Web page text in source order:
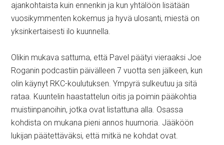
ajankohtaista kuin ennenkin ja kun yhtälöön lisätään
vuosikymmenten kokemus ja hyvä ulosanti, miestä on
yksinkertaisesti ilo kuunnella.
Olikin mukava sattuma, että Pavel päätyi vieraaksi Joe
Roganin podcastiin päivälleen 7 vuotta sen jälkeen, kun
olin käynyt RKC-koulutuksen. Ympyrä sulkeutuu ja sitä
rataa. Kuuntelin haastattelun oitis ja poimin pääkohtia
muistiinpanoihin, jotka ovat listattuna alla. Osassa
kohdista on mukana pieni annos huumoria. Jääköön
lukijan päätettäväksi, että mitkä ne kohdat ovat.